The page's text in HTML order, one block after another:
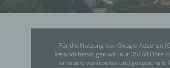
Für die Nutzung von Google Adsense
Ireland) benötigen wir laut DSGVO Ihre
erhoben, verarbeitet und gespeichert.